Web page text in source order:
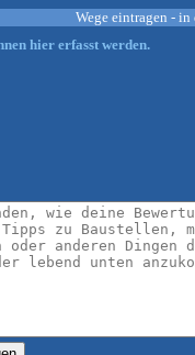
Wege eintragen - in
hier erfasst werden.